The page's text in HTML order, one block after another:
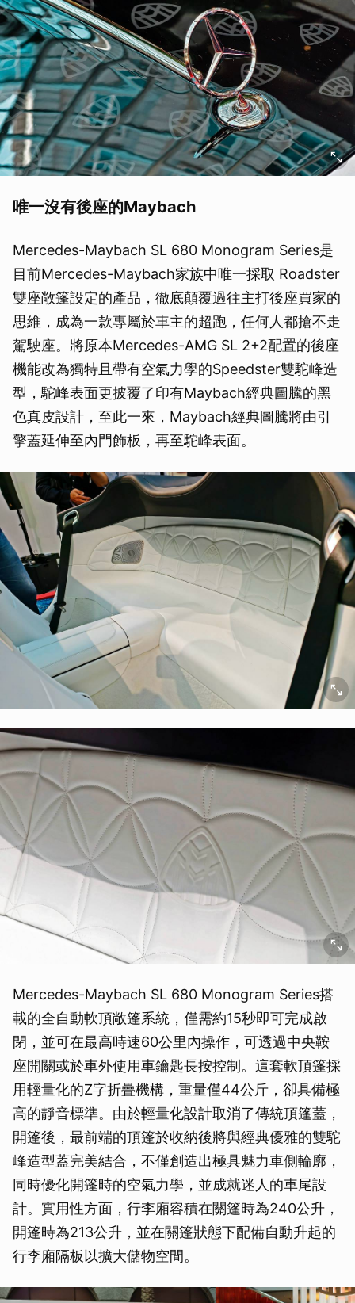
唯一沒有後座的Maybach
Mercedes-Maybach SL 680 Monogram Series是
目前Mercedes-Maybach家族中唯一採取 Roadster
雙座敞篷設定的產品，徹底顛覆過往主打後座買家的
思維，成為一款專屬於車主的超跑，任何人都搶不走
駕駛座。將原本Mercedes-AMG SL 2+2配置的後座
機能改為獨特且帶有空氣力學的Speedster雙駝峰造
型，駝峰表面更披覆了印有Maybach經典圖騰的黑
色真皮設計，至此一來，Maybach經典圖騰將由引
擎蓋延伸至內門飾板，再至駝峰表面。
Mercedes-Maybach SL 680 Monogram Series搭
載的全自動軟頂敞篷系統，僅需約15秒即可完成啟
閉，並可在最高時速60公里內操作，可透過中央鞍
座開關或於車外使用車鑰匙長按控制。這套軟頂篷採
用輕量化的Z字折疊機構，重量僅44公斤，卻具備極
高的靜音標準。由於輕量化設計取消了傳統頂篷蓋，
開篷後，最前端的頂篷於收納後將與經典優雅的雙駝
峰造型蓋完美結合，不僅創造出極具魅力車側輪廓，
同時優化開篷時的空氣力學，並成就迷人的車尾設
計。實用性方面，行李廂容積在關篷時為240公升，
開篷時為213公升，並在關篷狀態下配備自動升起的
行李廂隔板以擴大儲物空間。